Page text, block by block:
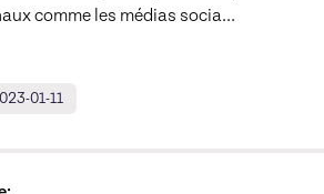
comme les médias socia...
01-11